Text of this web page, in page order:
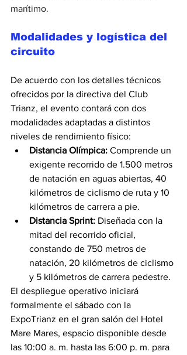
marítimo.
Modalidades y logística del
circuito
De acuerdo con los detalles técnicos
ofrecidos por la directiva del Club
Trianz, el evento contará con dos
modalidades adaptadas a distintos
niveles de rendimiento físico:
Distancia Olímpica: Comprende un
exigente recorrido de 1.500 metros
de natación en aguas abiertas, 40
kilómetros de ciclismo de ruta y 10
kilómetros de carrera a pie.
Distancia Sprint: Diseñada con la
mitad del recorrido oficial,
constando de 750 metros de
natación, 20 kilómetros de ciclismo
y 5 kilómetros de carrera pedestre.
El despliegue operativo iniciará
formalmente el sábado con la
ExpoTrianz en el gran salón del Hotel
Mare Mares, espacio disponible desde
las 10:00 a. m. hasta las 6:00 p. m. para